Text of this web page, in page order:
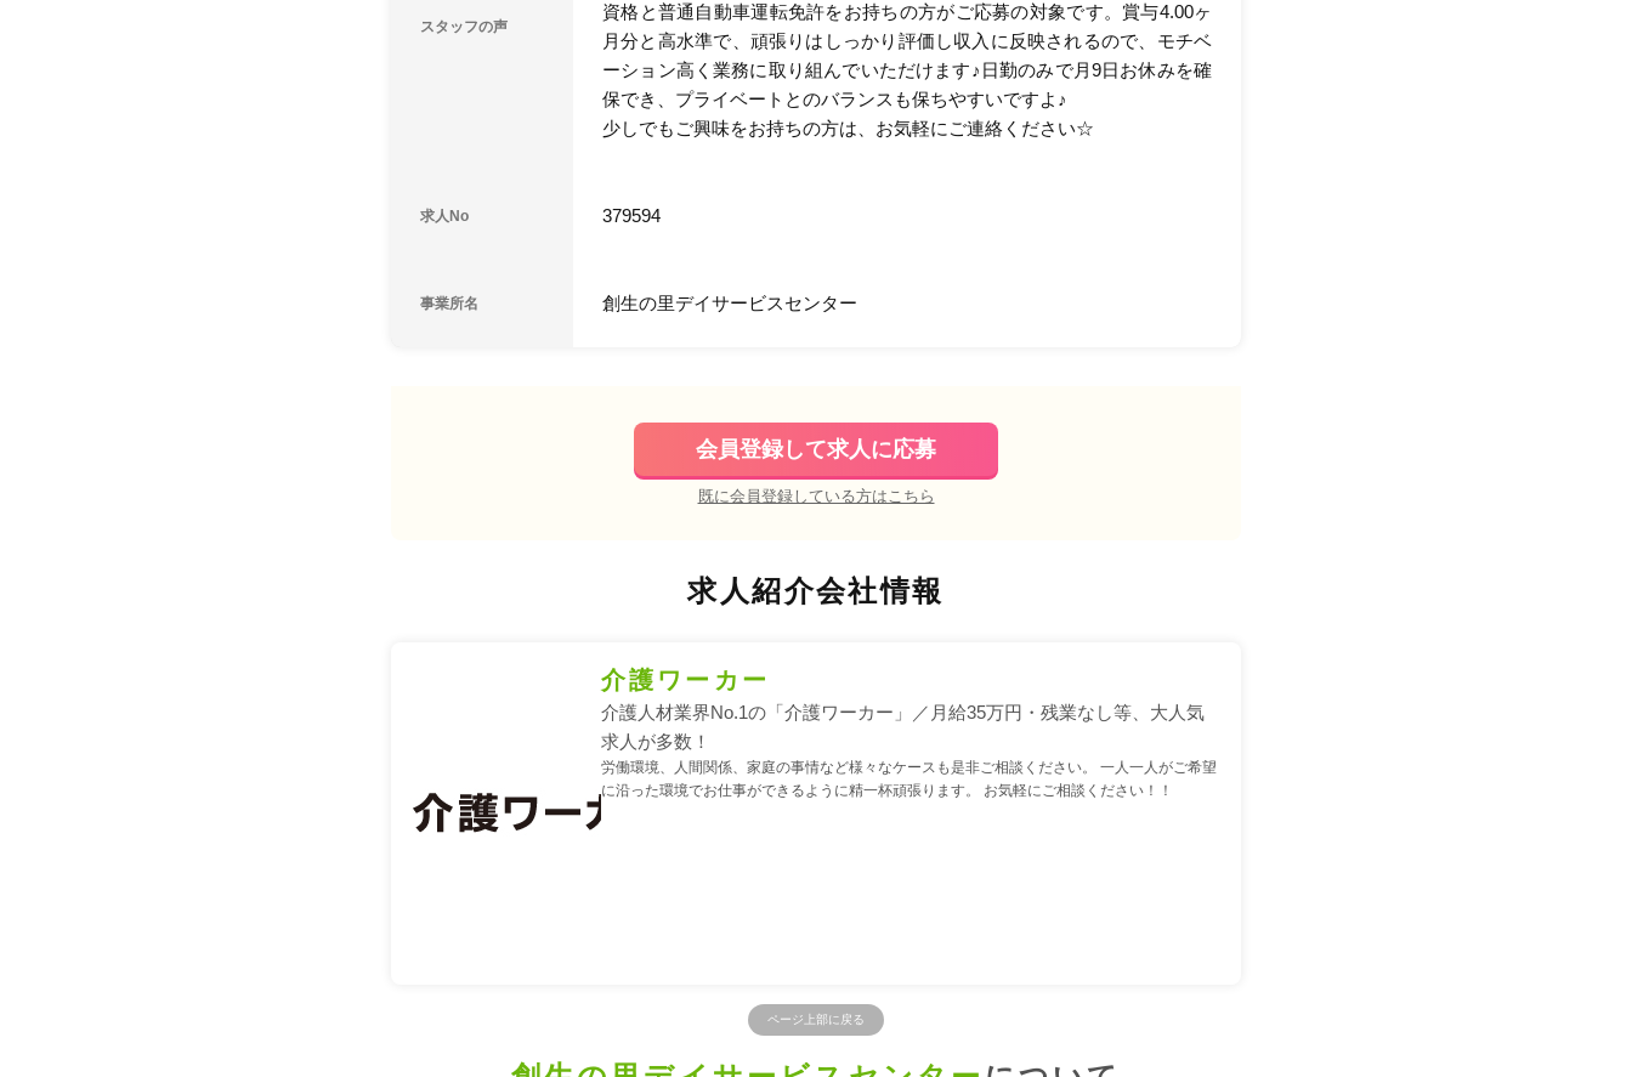
スタッフの声
資格と普通自動車運転免許をお持ちの方がご応募の対象です。賞与4.00ヶ
月分と高水準で、頑張りはしっかり評価し収入に反映されるので、モチベ
ーション高く業務に取り組んでいただけます♪日勤のみで月9日お休みを確
保でき、プライベートとのバランスも保ちやすいですよ♪
少しでもご興味をお持ちの方は、お気軽にご連絡ください☆
求人No 379594
事業所名 創生の里デイサービスセンター
会員登録して求人に応募
既に会員登録している方はこちら
求人紹介会社情報
介護ワーカー
介護人材業界No.1の「介護ワーカー」／月給35万円・残業なし等、大人気
求人が多数！
労働環境、人間関係、家庭の事情など様々なケースも是非ご相談ください。 一人一人がご希望
に沿った環境でお仕事ができるように精一杯頑張ります。 お気軽にご相談ください！！
ページ上部に戻る